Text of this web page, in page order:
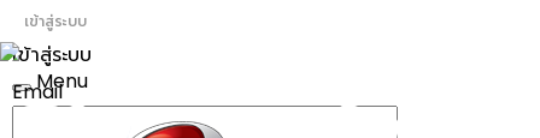
เข้าสู่ระบบ
เข้าสู่ระบบ
Email
Toggle
Menu